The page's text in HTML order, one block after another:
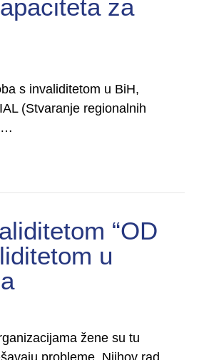
za
s invaliditetom u BiH,
(Stvaranje regionalnih
do djelovanja: Jačanje
“OD
u
žene su tu
probleme. Njihov rad